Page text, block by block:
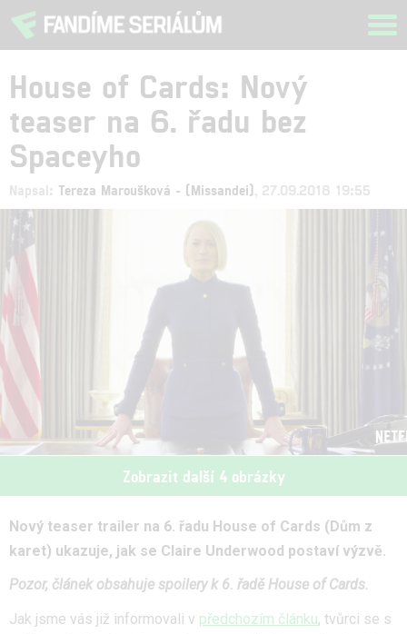
House of Cards: Nový
teaser na 6. řadu bez
Spaceyho
Napsal: Tereza Maroušková - (Missandei) , 27.09.2018 19:55
Zobrazit další 4 obrázky
Nový teaser trailer na 6. řadu House of Cards (Dům z
karet) ukazuje, jak se Claire Underwood postaví výzvě.
Pozor, článek obsahuje spoilery k 6. řadě House of Cards.
Jak jsme vás již informovali v předchozím článku, tvůrci se s